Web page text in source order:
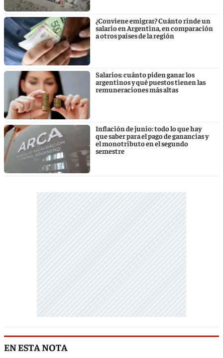
¿Conviene emigrar? Cuánto rinde un
salario en Argentina, en comparación
a otros países de la región
Salarios: cuánto piden ganar los
argentinos y qué puestos tienen las
remuneraciones más altas
Inflación de junio: todo lo que hay
que saber para el pago de ganancias y
el monotributo en el segundo
semestre
EN ESTA NOTA